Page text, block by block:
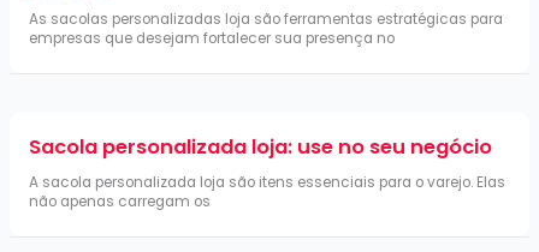
As sacolas personalizadas loja são ferramentas estratégicas para
empresas que desejam fortalecer sua presença no
Sacola personalizada loja: use no seu negócio
A sacola personalizada loja são itens essenciais para o varejo. Elas
não apenas carregam os